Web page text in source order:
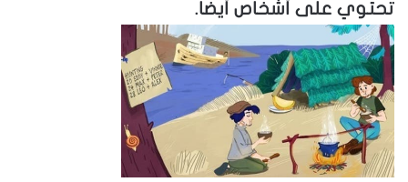
تحتوي على أشخاص أيضا.